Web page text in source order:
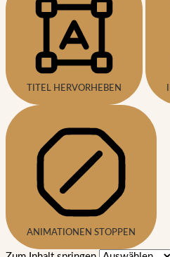
TITEL HERVORHEBEN
ANIMATIONEN STOPPEN